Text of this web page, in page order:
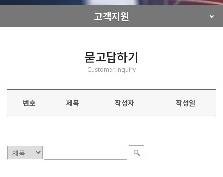
고객지원
묻고답하기
Customer Inquiry
번호 제목 작성자 작성일